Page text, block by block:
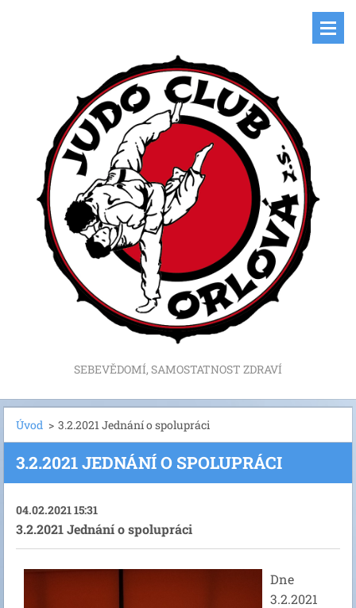
SEBEVĚDOMÍ, SAMOSTATNOST ZDRAVÍ
Úvod > 3.2.2021 Jednání o spolupráci
3.2.2021 JEDNÁNÍ O SPOLUPRÁCI
04.02.2021 15:31
3.2.2021 Jednání o spolupráci
Dne
3.2.2021